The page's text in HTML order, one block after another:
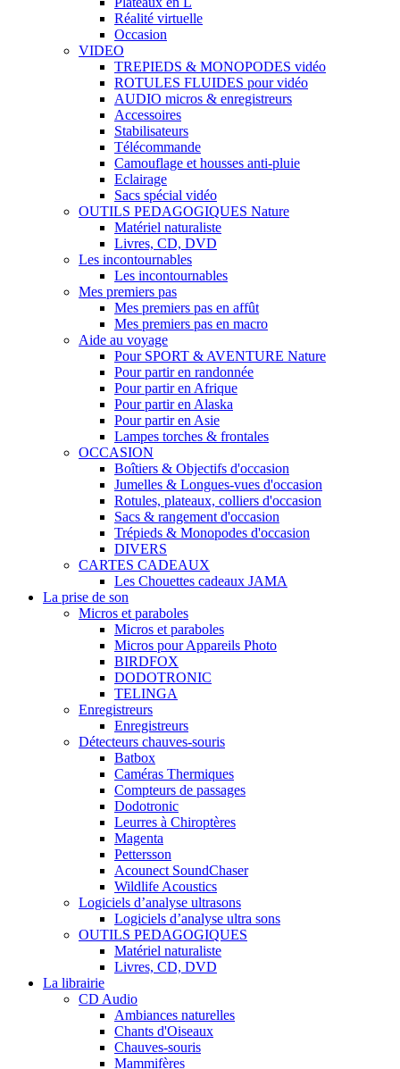
Réalité virtuelle
Occasion
VIDEO
TREPIEDS & MONOPODES vidéo
ROTULES FLUIDES pour vidéo
AUDIO micros & enregistreurs
Accessoires
Stabilisateurs
Télécommande
Camouflage et housses anti-pluie
Eclairage
Sacs spécial vidéo
OUTILS PEDAGOGIQUES Nature
Matériel naturaliste
Livres, CD, DVD
Les incontournables
Les incontournables
Mes premiers pas
Mes premiers pas en affût
Mes premiers pas en macro
Aide au voyage
Pour SPORT & AVENTURE Nature
Pour partir en randonnée
Pour partir en Afrique
Pour partir en Alaska
Pour partir en Asie
Lampes torches & frontales
OCCASION
Boîtiers & Objectifs d'occasion
Jumelles & Longues-vues d'occasion
Rotules, plateaux, colliers d'occasion
Sacs & rangement d'occasion
Trépieds & Monopodes d'occasion
DIVERS
CARTES CADEAUX
Les Chouettes cadeaux JAMA
La prise de son
Micros et paraboles
Micros et paraboles
Micros pour Appareils Photo
BIRDFOX
DODOTRONIC
TELINGA
Enregistreurs
Enregistreurs
Détecteurs chauves-souris
Batbox
Caméras Thermiques
Compteurs de passages
Dodotronic
Leurres à Chiroptères
Magenta
Pettersson
Acounect SoundChaser
Wildlife Acoustics
Logiciels d’analyse ultrasons
Logiciels d’analyse ultra sons
OUTILS PEDAGOGIQUES
Matériel naturaliste
Livres, CD, DVD
La librairie
CD Audio
Ambiances naturelles
Chants d'Oiseaux
Chauves-souris
Mammifères